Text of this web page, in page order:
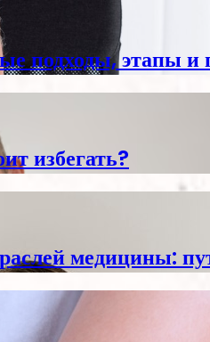
подходы, этапы и
избегать?
медицины: